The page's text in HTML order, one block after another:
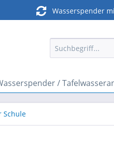
Wasserspender
/
Schule